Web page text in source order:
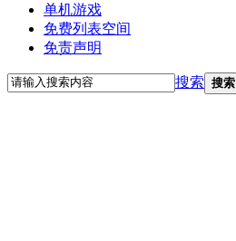
单机游戏
免费列表空间
免责声明
搜索 搜索